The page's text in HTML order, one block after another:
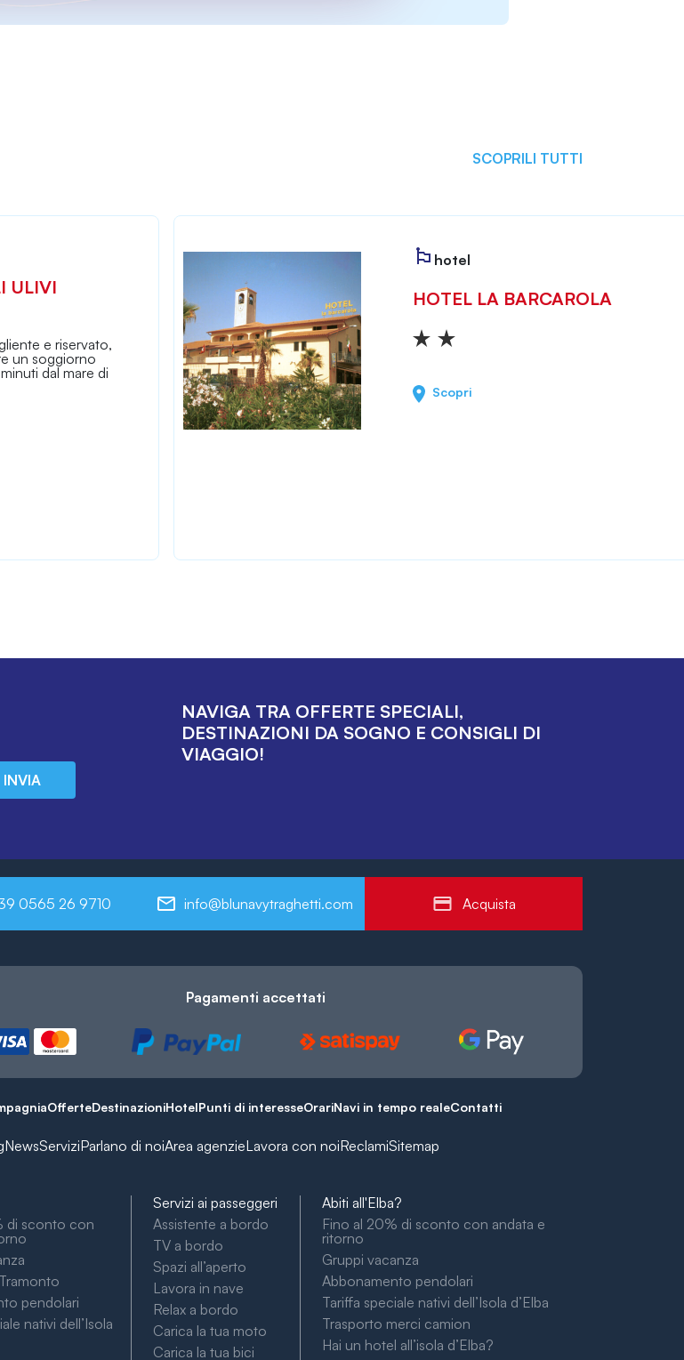
SCOPRILI TUTTI
ULIVI
e riservato,
un soggiorno
dal mare di
hotel
HOTEL LA BARCAROLA
Scopri
INVIA
NAVIGA TRA OFFERTE SPECIALI,
DESTINAZIONI DA SOGNO E CONSIGLI DI
VIAGGIO!
0565 26 9710 info@blunavytraghetti.com Acquista
Pagamenti accettati
OfferteDestinazioniHotelPunti di interesseOrariNavi in tempo realeContatti
NewsServiziParlano di noiArea agenzieLavora con noiReclamiSitemap
di sconto con
pendolari
nativi dell’Isola
Servizi ai passeggeri
Assistente a bordo
TV a bordo
Spazi all’aperto
Lavora in nave
Relax a bordo
Carica la tua moto
Carica la tua bici
Abiti all'Elba?
Fino al 20% di sconto con andata e
ritorno
Gruppi vacanza
Abbonamento pendolari
Tariffa speciale nativi dell’Isola d’Elba
Trasporto merci camion
Hai un hotel all’isola d’Elba?